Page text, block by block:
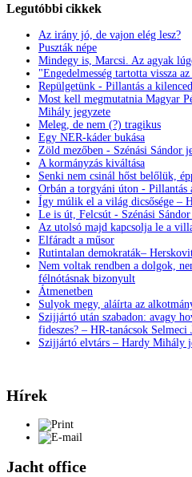
Legutóbbi cikkek
Az irány jó, de vajon elég lesz?
Puszták népe
Mindegy is, Marcsi. Az agyak
"Engedelmesség tartotta vissza
Repülgetünk - Pillantás a
Most kell megmutatnia Magyar
Mihály jegyzete
Meleg, de nem (?) tragikus
Egy NER-káder bukása
Zöld mezőben - Szénási Sándor
A kormányzás kiváltása
Senki nem csinál hőst belőlük,
Orbán a torgyáni úton - Pillantás
Így múlik el a világ dicsősége –
Le is út, Felcsút - Szénási
Az utolsó majd kapcsolja le a
Elfáradt a műsor
Rutintalan demokraták–
Nem voltak rendben a dolgok,
félnótásnak bizonyult
Átmenetben
Sulyok megy, aláírta az
Szijjártó után szabadon: avagy
fideszes? – HR-tanácsok Selmeci
Szijjártó elvtárs – Hardy Mihály
Hírek
Jacht office